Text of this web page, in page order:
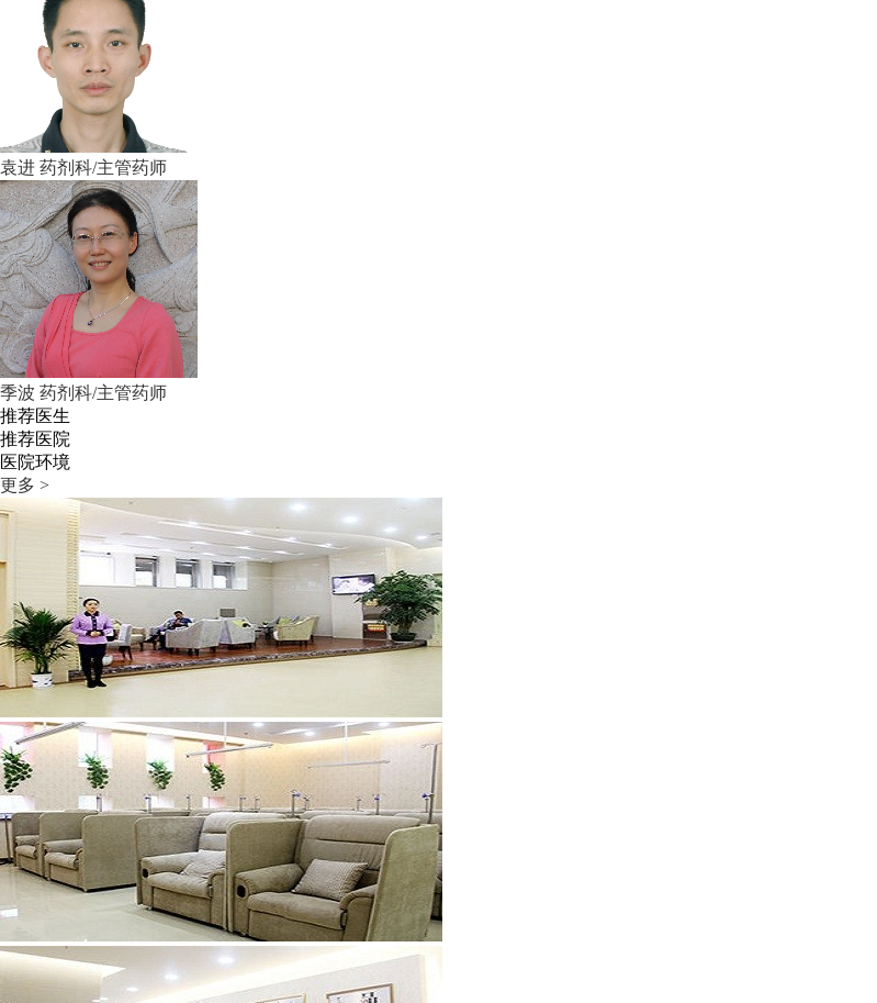
袁进 药剂科/主管药师
季波 药剂科/主管药师
推荐医生
推荐医院
医院环境
更多 >